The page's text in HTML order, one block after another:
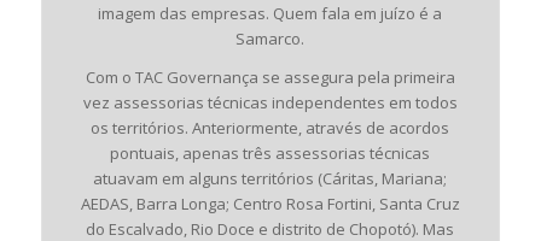
imagem das empresas. Quem fala em juízo é a
Samarco.
Com o TAC Governança se assegura pela primeira
vez assessorias técnicas independentes em todos
os territórios. Anteriormente, através de acordos
pontuais, apenas três assessorias técnicas
atuavam em alguns territórios (Cáritas, Mariana;
AEDAS, Barra Longa; Centro Rosa Fortini, Santa Cruz
do Escalvado, Rio Doce e distrito de Chopotó). Mas